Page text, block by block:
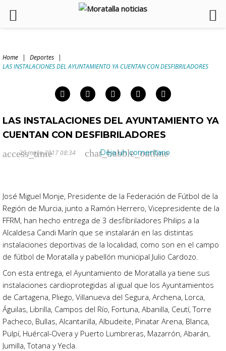
to
content
Home | Deportes
|
LAS INSTALACIONES DEL AYUNTAMIENTO YA CUENTAN CON DESFIBRILADORES
FacebookTwitter Google+LinkedInPinterest
LAS INSTALACIONES DEL AYUNTAMIENTO YA
CUENTAN CON DESFIBRILADORES
access_time
29 mayo 2017 08:34 chat_bubble_outline
Deja un comentario
José Miguel Monje, Presidente de la Federación de Fútbol de la
Región de Murcia, junto a Ramón Herrero, Vicepresidente de la
FFRM, han hecho entrega de 3 desfibriladores Philips a la
Alcaldesa Candi Marín que se instalarán en las distintas
instalaciones deportivas de la localidad, como son en el campo
de fútbol de Moratalla y pabellón municipal Julio Cardozo.
Con esta entrega, el Ayuntamiento de Moratalla ya tiene sus
instalaciones cardioprotegidas al igual que los Ayuntamientos
de Cartagena, Pliego, Villanueva del Segura, Archena, Lorca,
Águilas, Librilla, Campos del Río, Fortuna, Abanilla, Ceutí, Torre
Pacheco, Bullas, Alcantarilla, Albudeite, Pinatar Arena, Blanca,
Pulpí, Huércal-Overa y Puerto Lumbreras, Mazarrón, Abarán,
Jumilla, Totana y Yecla.